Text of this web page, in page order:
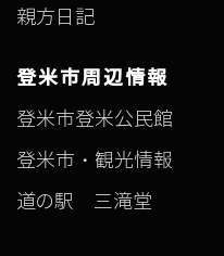
親方日記
登米市周辺情報
登米市登米公民館
登米市・観光情報
道の駅 三滝堂